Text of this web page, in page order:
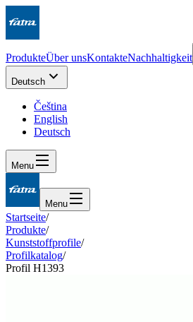
ProdukteÜber unsKontakteNachhaltigkeit
Deutsch
Čeština
English
Deutsch
Menu
Menu
Startseite/
Produkte/
Kunststoffprofile/
Profilkatalog/
Profil H1393